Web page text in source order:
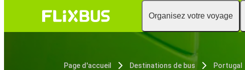
Organisez votre voyage
Page d'accueil Destinations de bus Portugal